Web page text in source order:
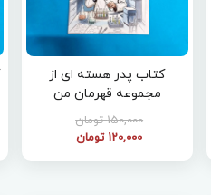
کتاب پدر هسته ای از
مجموعه قهرمان من
150,000 تومان
120,000 تومان